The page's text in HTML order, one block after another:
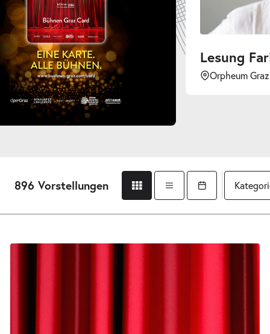
Lesung Farin Urlaub
Orpheum Graz
896 Vorstellungen GridansichtListenansichtKalender öffnen